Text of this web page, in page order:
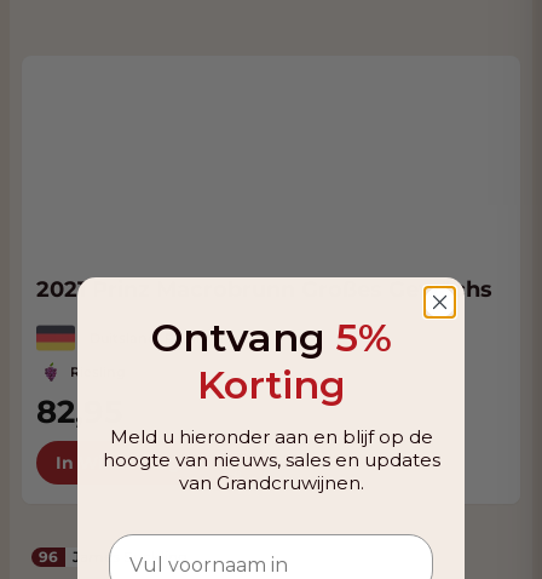
2021 Prinz Macrobrunn Großes Gewächs
Duitsland, Rheingau
Riesling
82,95
In Winkelwagen
96 James Suckling
Ontvang 5%
Korting
Meld u hieronder aan en blijf op de
hoogte van nieuws, sales en updates
van Grandcruwijnen.